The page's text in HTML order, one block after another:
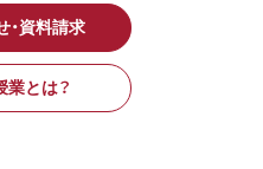
・資料請求
業とは？